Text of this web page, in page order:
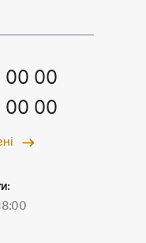
00 00
00 00